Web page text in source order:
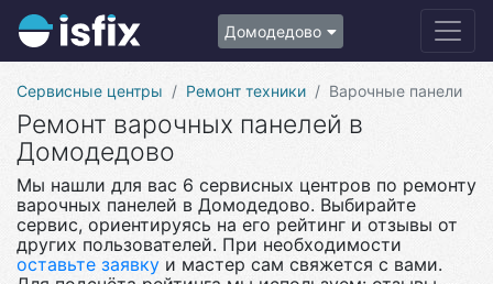
Домодедово
Сервисные центры Ремонт техники Варочные панели
Ремонт варочных панелей в
Домодедово
Мы нашли для вас 6 сервисных центров по ремонту
варочных панелей в Домодедово. Выбирайте
сервис, ориентируясь на его рейтинг и отзывы от
других пользователей. При необходимости
оставьте заявку и мастер сам свяжется с вами.